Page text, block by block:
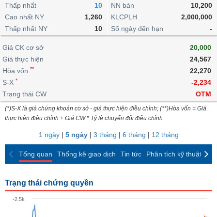
lỗ
dịch
nội
Niên
giám
Tài
liệu
cổ
Định
giá
ngoài
doanh
Top
cổ
phiếu
ngành
giao
dịch
dịch
Chứng
quyền
quan
Thống
giao
dịch
Thống
giao
dịch
Tin
tức
Phân
tích
kỹ
thuật
trực
tuyến
Bộ
lọc
cổ
So
sánh
Báo
cáo
Vĩ
mô
lai
Chứng
quyền
Trái
phiếu
IR
Awards
tạo
Dịch
vụ
Thấp nhất
10
Cao nhất NY
1,260
Thấp nhất NY
10
NN bán
10,200
KLCPLH
2,000,000
Số ngày đến hạn
-
Giá CK cơ sở
20,000
Giá thực hiện
24,567
Hòa vốn **
22,270
S-X *
-2,234
Trạng thái CW
OTM
(*)S-X là giá chứng khoán cơ sở - giá thực hiện điều chỉnh; (**)Hòa vốn = Giá
thực hiện điều chỉnh + Giá CW * Tỷ lệ chuyển đổi điều chỉnh
1 ngày| 5 ngày| 3 tháng | 6 tháng | 12 tháng
Tổng quan Thống kê giao dịch Tin tức Phân tích kỹ thuật
Trạng thái chứng quyền
-2.5k
BẤT
ĐỘNG
SẢN
TÀI
CHÍNH
HÀNG
KINH